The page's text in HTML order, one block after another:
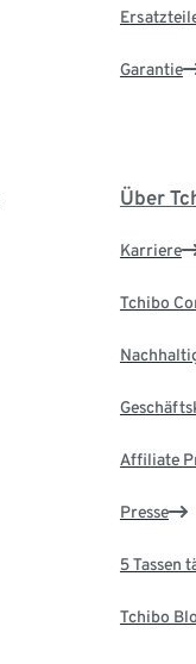
Garantie
Über
Karriere
Tchibo
Affiliate
Presse
5 Tassen
Tchibo